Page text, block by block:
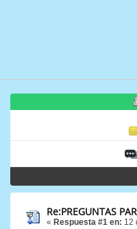
Re:PREGUNTAS
« Respuesta #1 en: 12